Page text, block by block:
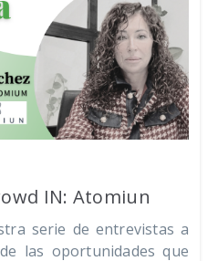
IN: Atomiun
serie de entrevistas a
las oportunidades que